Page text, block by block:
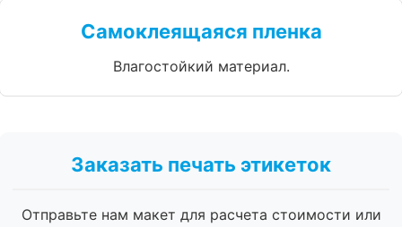
Самоклеящаяся пленка
Влагостойкий материал.
Заказать печать этикеток
Отправьте нам макет для расчета стоимости или